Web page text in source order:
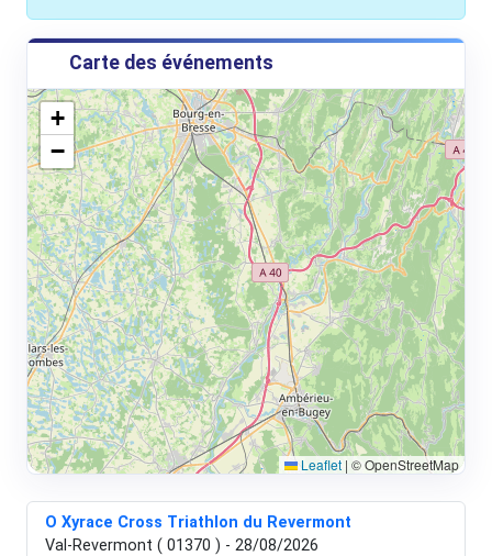
Carte des événements
+
−
Leaflet | © OpenStreetMap
O Xyrace Cross Triathlon du Revermont
Val-Revermont ( 01370 ) - 28/08/2026